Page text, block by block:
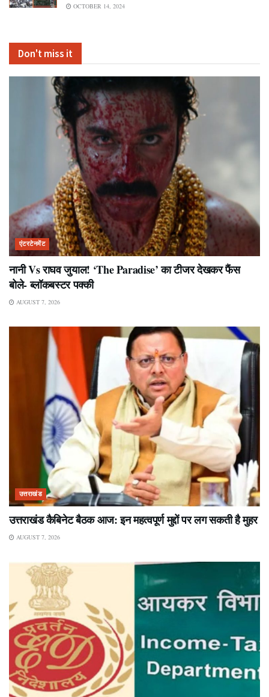
OCTOBER 14, 2024
Don't miss it
एंटरटेनमेंट
नानी Vs राघव जुयाल! ‘The Paradise’ का टीजर देखकर फैंस
बोले- ब्लॉकबस्टर पक्की
AUGUST 7, 2026
उत्तराखंड
उत्तराखंड कैबिनेट बैठक आज: इन महत्वपूर्ण मुद्दों पर लग सकती है मुहर
AUGUST 7, 2026